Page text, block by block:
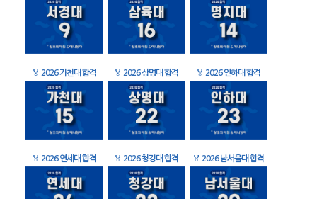
🏅 2026 가천대 합격 🏅 2026 상명대 합격 🏅 2026 인하대 합격
🏅 2026 연세대 합격 🏅 2026 청강대 합격 🏅 2026 남서울대 합격